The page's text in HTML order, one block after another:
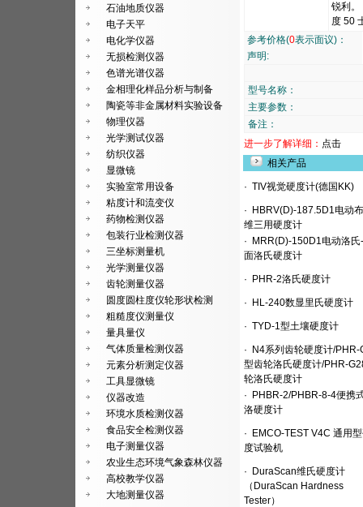
石油地质仪器
电子天平
电化学仪器
无损检测仪器
色谱光谱仪器
金相理化样品分析与制备
陶瓷等非金属材料实验设备
物理仪器
光学测试仪器
纺织仪器
显微镜
实验室常用设备
粘度计和流变仪
药物检测仪器
包装行业检测仪器
三坐标测量机
光学测量仪器
齿轮测量仪器
圆度圆柱度仪轮形状检测
粗糙度仪测量仪
量具量仪
气体质量检测仪器
元素分析测定仪器
工具显微镜
仪器改造
环境水质检测仪器
食品安全检测仪器
电子测量仪器
农业生态环境气象森林仪器
高校教学仪器
大地测量仪器
锐利
度 50
参考价格(0表示面议)：
声明:
型号名称：
主要参数：
备注：
进一步了解详细： 点击
相关产品
· TIV视觉硬度计(德国KK)
· HBRV(D)-187.5D1电动
维三用硬度计
· MRR(D)-150D1电动洛氏
面洛氏硬度计
· PHR-2洛氏硬度计
· HL-240数显里氏硬度计
· TYD-1型土壤硬度计
· N4系列齿轮硬度计/PHR-
型齿轮洛氏硬度计/PHR-
轮洛氏硬度计
· PHBR-2/PHBR-8-4便携
洛硬度计
· EMCO-TEST V4C 通用
度试验机
· DuraScan维氏硬度计
（DuraScan Hardness
Tester）